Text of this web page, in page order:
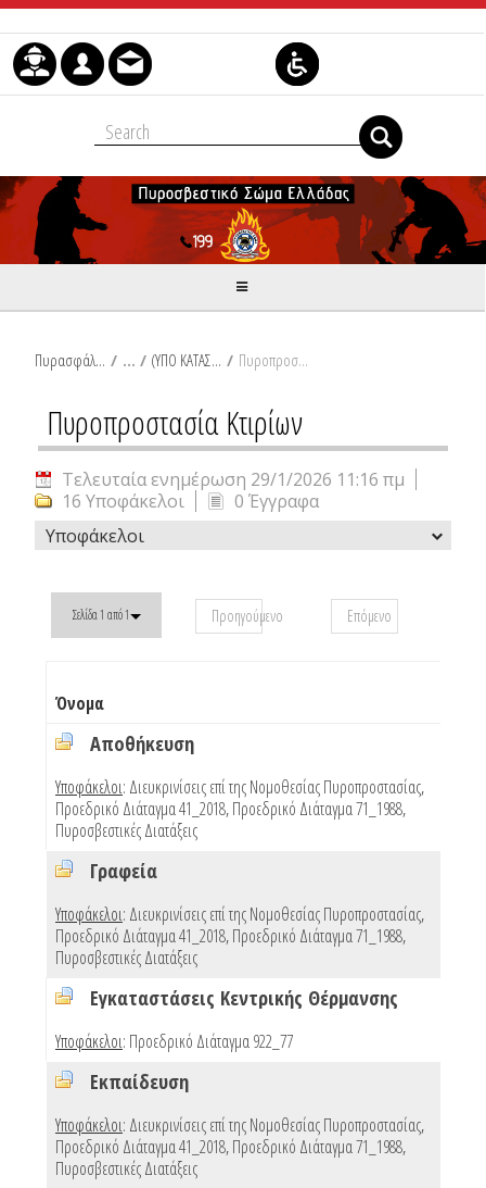
Μετάβαση στο περιεχόμενο
Πυρασφάλεια / (ΥΠΟ ΚΑΤΑΣΚΕΥΗ) 1. Νομοθεσία Πυρασφάλειας / Πυροπροστασία Κτιρίων
Πυροπροστασία Κτιρίων
Τελευταία ενημέρωση 29/1/2026 11:16 πμ
16 Υποφάκελοι
0 Έγγραφα
Υποφάκελοι
Σελίδα 1 από 1 Προηγούμενο Επόμενο
Όνομα
Αποθήκευση
Υποφάκελοι: Διευκρινίσεις επί της Νομοθεσίας Πυροπροστασίας,
Προεδρικό Διάταγμα 41_2018,Προεδρικό Διάταγμα 71_1988,
Πυροσβεστικές Διατάξεις
Γραφεία
Υποφάκελοι: Διευκρινίσεις επί της Νομοθεσίας Πυροπροστασίας,
Προεδρικό Διάταγμα 41_2018,Προεδρικό Διάταγμα 71_1988,
Πυροσβεστικές Διατάξεις
Εγκαταστάσεις Κεντρικής Θέρμανσης
Υποφάκελοι: Προεδρικό Διάταγμα 922_77
Εκπαίδευση
Υποφάκελοι: Διευκρινίσεις επί της Νομοθεσίας Πυροπροστασίας,
Προεδρικό Διάταγμα 41_2018,Προεδρικό Διάταγμα 71_1988,
Πυροσβεστικές Διατάξεις